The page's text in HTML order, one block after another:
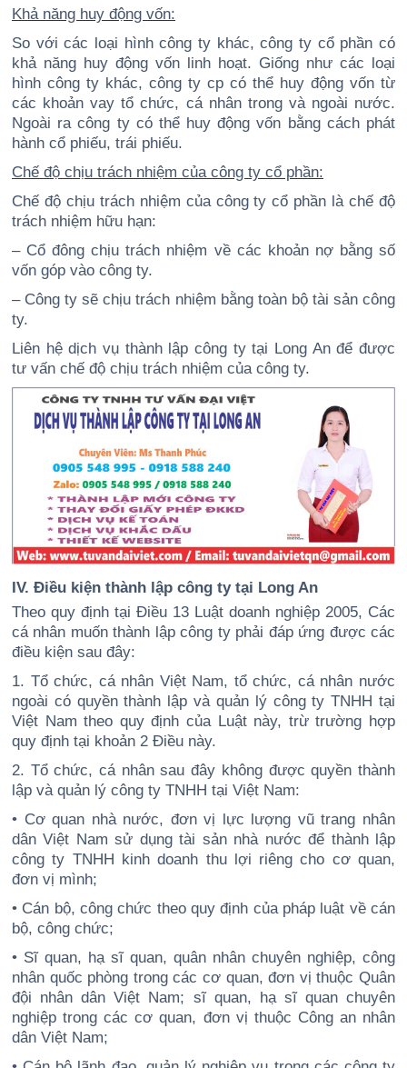
Khả năng huy động vốn:
So với các loại hình công ty khác, công ty cổ phần có
khả năng huy động vốn linh hoạt. Giống như các loại
hình công ty khác, công ty cp có thể huy động vốn từ
các khoản vay tổ chức, cá nhân trong và ngoài nước.
Ngoài ra công ty có thể huy động vốn bằng cách phát
hành cổ phiếu, trái phiếu.
Chế độ chịu trách nhiệm của công ty cổ phần:
Chế độ chịu trách nhiệm của công ty cổ phần là chế độ
trách nhiệm hữu hạn:
– Cổ đông chịu trách nhiệm về các khoản nợ bằng số
vốn góp vào công ty.
– Công ty sẽ chịu trách nhiệm bằng toàn bộ tài sản công
ty.
Liên hệ dịch vụ thành lập công ty tại Long An để được
tư vấn chế độ chịu trách nhiệm của công ty.
IV. Điều kiện thành lập công ty tại Long An
Theo quy định tại Điều 13 Luật doanh nghiệp 2005, Các
cá nhân muốn thành lập công ty phải đáp ứng được các
điều kiện sau đây:
1. Tổ chức, cá nhân Việt Nam, tổ chức, cá nhân nước
ngoài có quyền thành lập và quản lý công ty TNHH tại
Việt Nam theo quy định của Luật này, trừ trường hợp
quy định tại khoản 2 Điều này.
2. Tổ chức, cá nhân sau đây không được quyền thành
lập và quản lý công ty TNHH tại Việt Nam:
• Cơ quan nhà nước, đơn vị lực lượng vũ trang nhân
dân Việt Nam sử dụng tài sản nhà nước để thành lập
công ty TNHH kinh doanh thu lợi riêng cho cơ quan,
đơn vị mình;
• Cán bộ, công chức theo quy định của pháp luật về cán
bộ, công chức;
• Sĩ quan, hạ sĩ quan, quân nhân chuyên nghiệp, công
nhân quốc phòng trong các cơ quan, đơn vị thuộc Quân
đội nhân dân Việt Nam; sĩ quan, hạ sĩ quan chuyên
nghiệp trong các cơ quan, đơn vị thuộc Công an nhân
dân Việt Nam;